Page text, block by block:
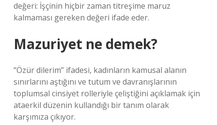
değeri: İşçinin hiçbir zaman titreşime maruz
kalmaması gereken değeri ifade eder.
Mazuriyet ne demek?
“Özür dilerim” ifadesi, kadınların kamusal alanın
sınırlarını aştığını ve tutum ve davranışlarının
toplumsal cinsiyet rolleriyle çeliştiğini açıklamak için
ataerkil düzenin kullandığı bir tanım olarak
karşımıza çıkıyor.